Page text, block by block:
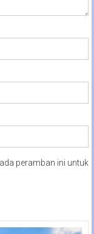
peramban ini untuk